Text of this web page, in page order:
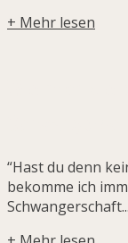
+ Mehr lesen
“Hast du denn
bekomme ich
Schwangerschaft...